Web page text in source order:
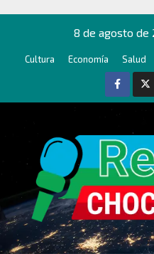
contenido
8 de agosto de
Cultura Economía Salud